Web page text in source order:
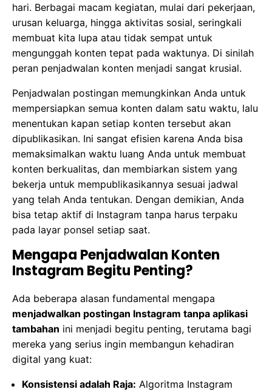
hari. Berbagai macam kegiatan, mulai dari pekerjaan,
urusan keluarga, hingga aktivitas sosial, seringkali
membuat kita lupa atau tidak sempat untuk
mengunggah konten tepat pada waktunya. Di sinilah
peran penjadwalan konten menjadi sangat krusial.
Penjadwalan postingan memungkinkan Anda untuk
mempersiapkan semua konten dalam satu waktu, lalu
menentukan kapan setiap konten tersebut akan
dipublikasikan. Ini sangat efisien karena Anda bisa
memaksimalkan waktu luang Anda untuk membuat
konten berkualitas, dan membiarkan sistem yang
bekerja untuk mempublikasikannya sesuai jadwal
yang telah Anda tentukan. Dengan demikian, Anda
bisa tetap aktif di Instagram tanpa harus terpaku
pada layar ponsel setiap saat.
Mengapa Penjadwalan Konten
Instagram Begitu Penting?
Ada beberapa alasan fundamental mengapa
menjadwalkan postingan Instagram tanpa aplikasi
tambahan ini menjadi begitu penting, terutama bagi
mereka yang serius ingin membangun kehadiran
digital yang kuat:
Konsistensi adalah Raja: Algoritma Instagram